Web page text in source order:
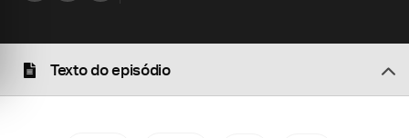
Texto do episódio